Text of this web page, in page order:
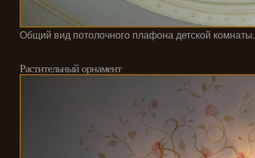
Общий вид потолочного плафона детской комнаты.
Растительный орнамент